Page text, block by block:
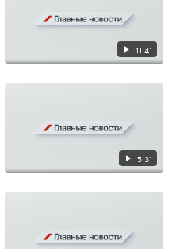
11:41
5:31